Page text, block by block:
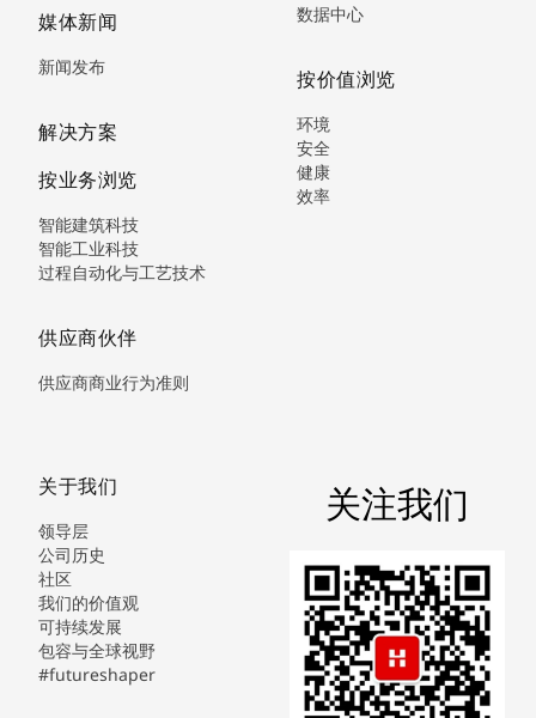
媒体新闻
新闻发布
解决方案
按业务浏览
智能建筑科技
智能工业科技
过程自动化与工艺技术
供应商伙伴
供应商商业行为准则
数据中心
按价值浏览
环境
安全
健康
效率
关于我们
领导层
公司历史
社区
我们的价值观
可持续发展
包容与全球视野
#futureshaper
关注我们